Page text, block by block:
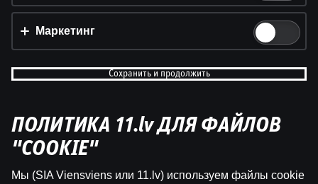
Эта игра недоступна как демо-версия.
Настройки и информация
Маркетинг
Сохранить и продолжить
ПОЛИТИКА 11.lv ДЛЯ ФАЙЛОВ
"COOKIE"
Мы (SIA Viensviens или 11.lv) используем файлы cookie